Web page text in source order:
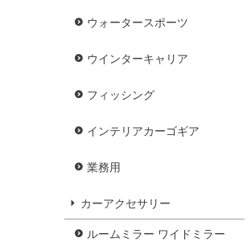
ウォータースポーツ
ウインターキャリア
フィッシング
インテリアカーゴギア
業務用
カーアクセサリー
ルームミラー ワイドミラー